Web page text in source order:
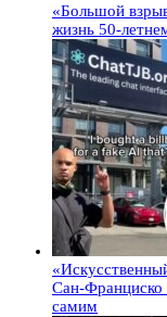
«Большой
жизнь 50-
Сан-Франциско
самим